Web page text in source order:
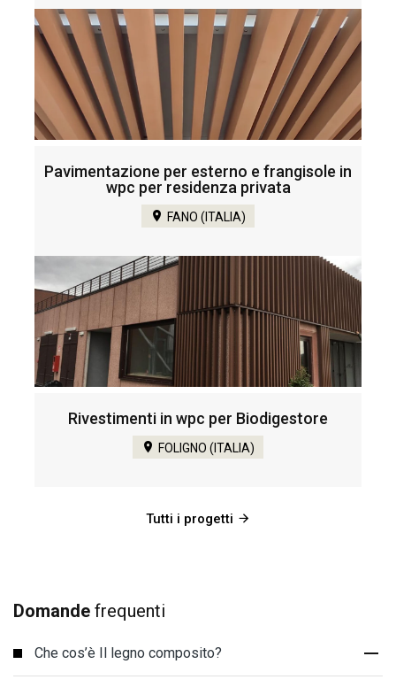
Pavimentazione per esterno e frangisole in
wpc per residenza privata
FANO (ITALIA)
Rivestimenti in wpc per Biodigestore
FOLIGNO (ITALIA)
Tutti i progetti
Domande frequenti
Che cos’è Il legno composito?